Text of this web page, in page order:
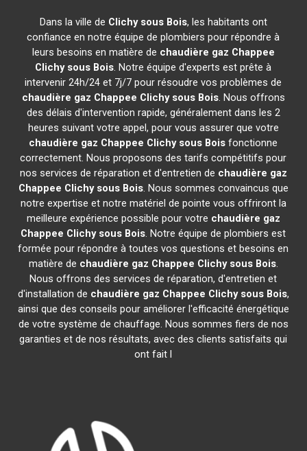
Dans la ville de Clichy sous Bois, les habitants ont
confiance en notre équipe de plombiers pour répondre à
leurs besoins en matière de chaudière gaz Chappee
Clichy sous Bois. Notre équipe d'experts est prête à
intervenir 24h/24 et 7j/7 pour résoudre vos problèmes de
chaudière gaz Chappee Clichy sous Bois. Nous offrons
des délais d'intervention rapide, généralement dans les 2
heures suivant votre appel, pour vous assurer que votre
chaudière gaz Chappee Clichy sous Bois fonctionne
correctement. Nous proposons des tarifs compétitifs pour
nos services de réparation et d'entretien de chaudière gaz
Chappee Clichy sous Bois. Nous sommes convaincus que
notre expertise et notre matériel de pointe vous offriront la
meilleure expérience possible pour votre chaudière gaz
Chappee Clichy sous Bois. Notre équipe de plombiers est
formée pour répondre à toutes vos questions et besoins en
matière de chaudière gaz Chappee Clichy sous Bois.
Nous offrons des services de réparation, d'entretien et
d'installation de chaudière gaz Chappee Clichy sous Bois,
ainsi que des conseils pour améliorer l'efficacité énergétique
de votre système de chauffage. Nous sommes fiers de nos
garanties et de nos résultats, avec des clients satisfaits qui
ont fait l